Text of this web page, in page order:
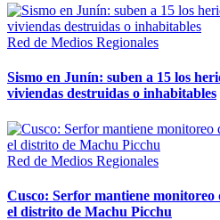
Red de Medios Regionales
Sismo en Junín: suben a 15 los
viviendas destruidas o inhabitables
Red de Medios Regionales
Cusco: Serfor mantiene monitoreo
el distrito de Machu Picchu